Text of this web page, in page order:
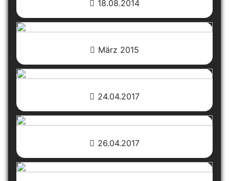
18.08.2014
März 2015
24.04.2017
26.04.2017